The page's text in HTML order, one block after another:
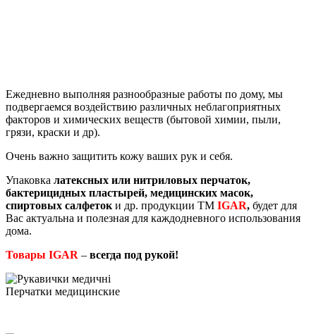
Ежедневно выполняя разнообразные работы по дому, мы
подвергаемся воздействию различных неблагоприятных
факторов и химических веществ (бытовой химии, пыли,
грязи, краски и др).
Очень важно защитить кожу ваших рук и себя.
Упаковка латексных или нитриловых перчаток,
бактерицидных пластырей, медицинских масок,
спиртовых салфеток и др. продукции ТМ IGAR, будет для
Вас актуальна и полезная для каждодневного использования
дома.
Товары IGAR – всегда под рукой!
Перчатки медицинские